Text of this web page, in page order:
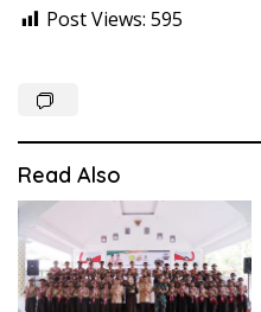
Post Views: 595
Read Also